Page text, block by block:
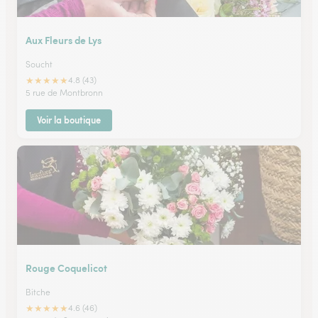
Aux Fleurs de Lys
Soucht
★★★★★4.8 (43)
5 rue de Montbronn
Voir la boutique
Rouge Coquelicot
Bitche
★★★★★4.6 (46)